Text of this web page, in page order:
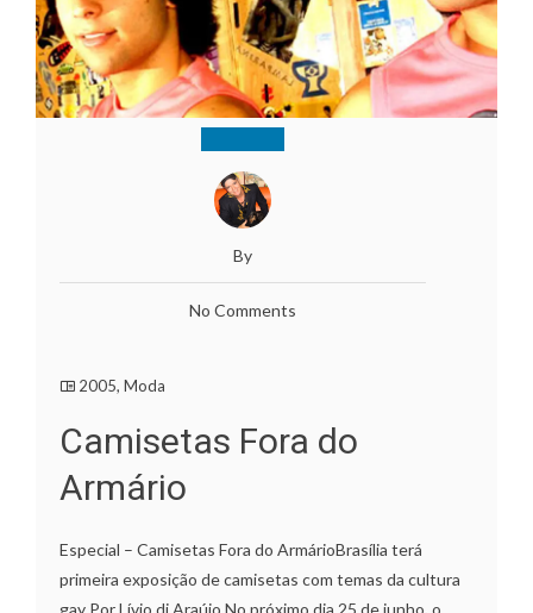
By
No Comments
2005, Moda
Camisetas Fora do
Armário
Especial – Camisetas Fora do ArmárioBrasília terá
primeira exposição de camisetas com temas da cultura
gay Por Lívio di Araújo No próximo dia 25 de junho, o